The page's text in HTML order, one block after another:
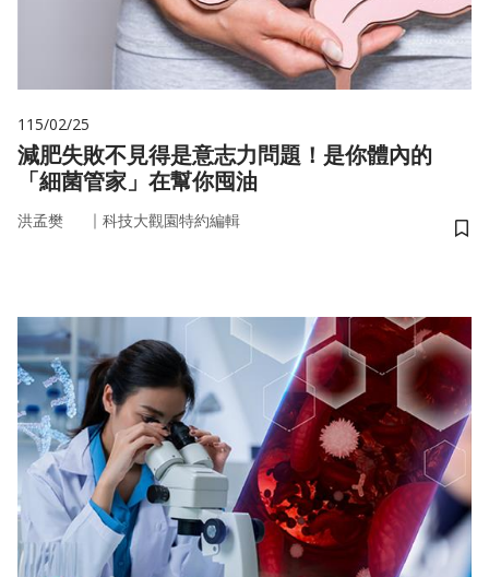
115/02/25
減肥失敗不見得是意志力問題！是你體內的
「細菌管家」在幫你囤油
洪孟樊 ｜ 科技大觀園特約編輯
儲